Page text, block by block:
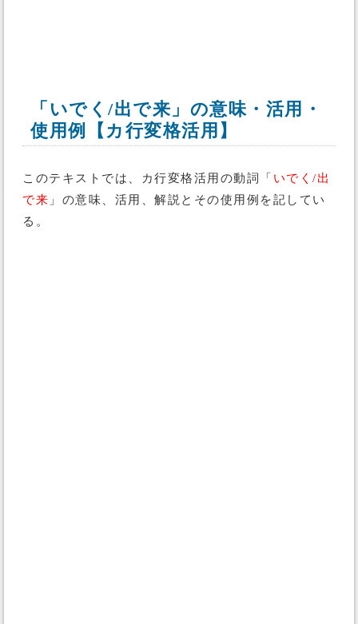
「いでく/出で来」の意味・活用・
使用例【カ行変格活用】
このテキストでは、カ行変格活用の動詞「 いでく/出
で来 」の意味、活用、解説とその使用例を記してい
る。